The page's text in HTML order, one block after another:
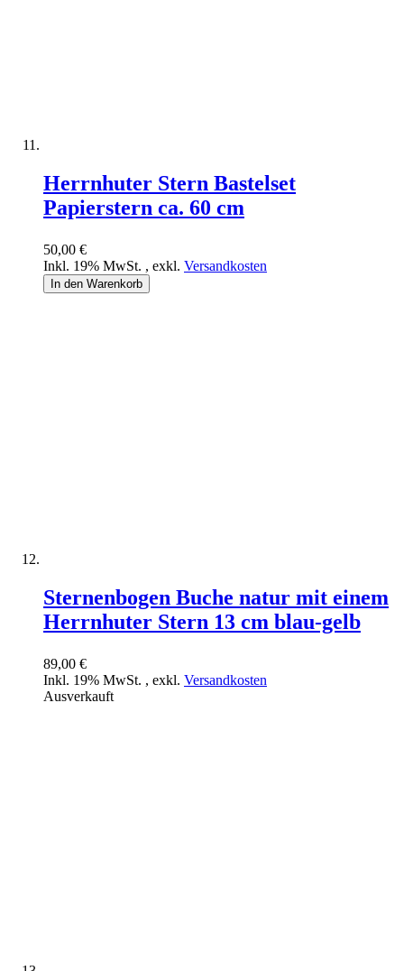
Herrnhuter Stern Bastelset
Papierstern ca. 60 cm
50,00 €
Inkl. 19% MwSt. , exkl. Versandkosten
In den Warenkorb
Sternenbogen Buche natur mit einem
Herrnhuter Stern 13 cm blau-gelb
89,00 €
Inkl. 19% MwSt. , exkl. Versandkosten
Ausverkauft